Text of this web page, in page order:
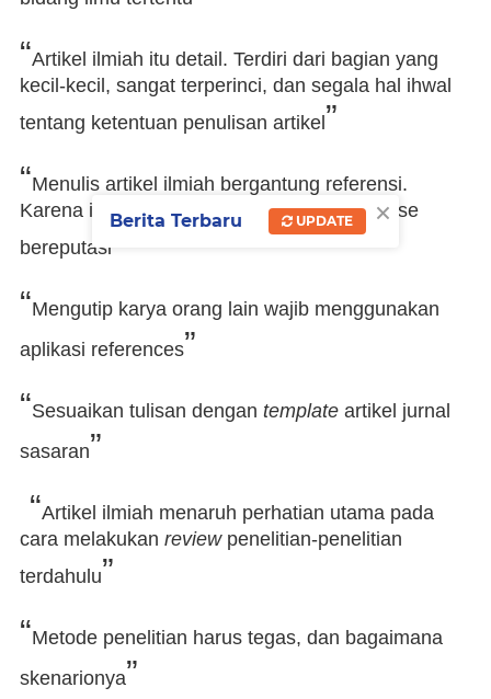
“Artikel ilmiah itu detail. Terdiri dari bagian yang
kecil-kecil, sangat terperinci, dan segala hal ihwal
tentang ketentuan penulisan artikel ”
“Menulis artikel ilmiah bergantung referensi.
Karena itu, himpunlah referensi dari database
bereputasi
“Mengutip karya orang lain wajib menggunakan
aplikasi references”
“Sesuaikan tulisan dengan template artikel jurnal
sasaran”
“Artikel ilmiah menaruh perhatian utama pada
cara melakukan reviewpenelitian-penelitian
terdahulu”
“Metode penelitian harus tegas, dan bagaimana
skenarionya”
×
Berita Terbaru UPDATE